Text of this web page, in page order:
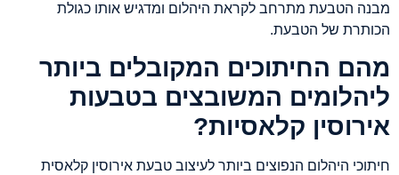
מבנה הטבעת מתרחב לקראת היהלום ומדגיש אותו כגולת
הכותרת של הטבעת.
מהם החיתוכים המקובלים ביותר
ליהלומים המשובצים בטבעות
אירוסין קלאסיות?
חיתוכי היהלום הנפוצים ביותר לעיצוב טבעת אירוסין קלאסית